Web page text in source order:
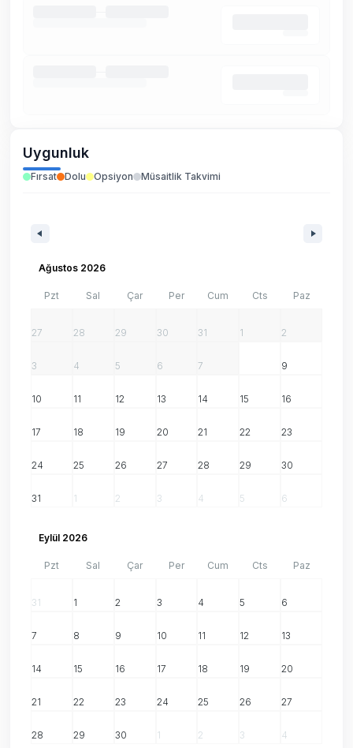
Uygunluk
Fırsat Dolu Opsiyon Müsaitlik Takvimi
Ağustos 2026
Pzt Sal Çar Per Cum Cts Paz
27 28 29 30 31 1 2
3 4 5 6 7 9
10 11 12 13 14 15 16
17 18 19 20 21 22 23
24 25 26 27 28 29 30
31 1 2 3 4 5 6
Eylül 2026
Pzt Sal Çar Per Cum Cts Paz
31 1 2 3 4 5 6
7 8 9 10 11 12 13
14 15 16 17 18 19 20
21 22 23 24 25 26 27
28 29 30 1 2 3 4